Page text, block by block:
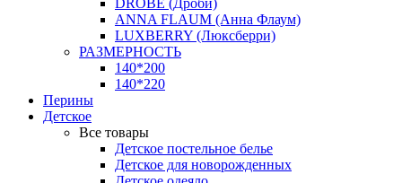
DROBE (Дроби)
ANNA FLAUM (Анна Флаум)
LUXBERRY (Люксберри)
РАЗМЕРНОСТЬ
140*200
140*220
Перины
Детское
Все товары
Детское постельное белье
Детское для новорожденных